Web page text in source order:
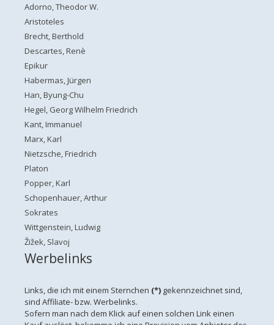
Adorno, Theodor W.
Aristoteles
Brecht, Berthold
Descartes, Renè
Epikur
Habermas, Jürgen
Han, Byung-Chu
Hegel, Georg Wilhelm Friedrich
Kant, Immanuel
Marx, Karl
Nietzsche, Friedrich
Platon
Popper, Karl
Schopenhauer, Arthur
Sokrates
Wittgenstein, Ludwig
Žižek, Slavoj
Werbelinks
Links, die ich mit einem Sternchen (*) gekennzeichnet sind,
sind Affiliate- bzw. Werbelinks.
Sofern man nach dem Klick auf einen solchen Link einen